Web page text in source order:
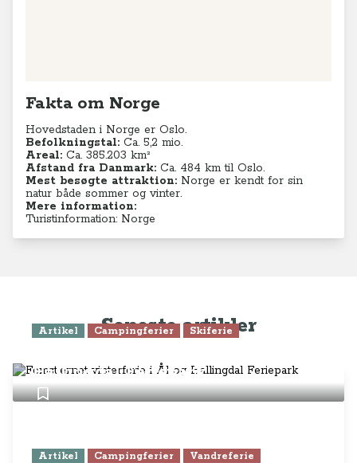
Fakta om Norge
Hovedstaden i Norge er Oslo.
Befolkningstal: Ca. 5,2 mio.
Areal: Ca. 385.203 km²
Afstand fra Danmark: Ca. 484 km til Oslo.
Mest besøgte attraktion: Norge er kendt for sin
natur både sommer og vinter.
Mere information:
Turistinformation: Norge
Seneste artikler
Artikel Campingferier Skiferie
Hallingdal Feriepark
Artikel Campingferier
Vandreferie